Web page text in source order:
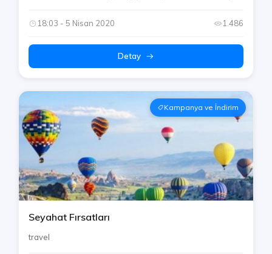
18:03 - 5 Nisan 2020 1.486
Detay
Kampanya ve İndirim
Seyahat Fırsatları
travel